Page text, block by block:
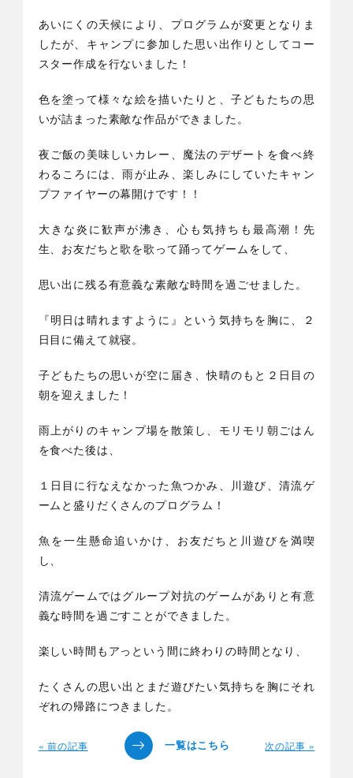
あいにくの天候により、プログラムが変更となりま
したが、キャンプに参加した思い出作りとしてコー
スター作成を行ないました！
色を塗って様々な絵を描いたりと、子どもたちの思
いが詰まった素敵な作品ができました。
夜ご飯の美味しいカレー、魔法のデザートを食べ終
わるころには、雨が止み、楽しみにしていたキャン
プファイヤーの幕開けです！！
大きな炎に歓声が沸き、心も気持ちも最高潮！先
生、お友だちと歌を歌って踊ってゲームをして、
思い出に残る有意義な素敵な時間を過ごせました。
『明日は晴れますように』という気持ちを胸に、２
日目に備えて就寝。
子どもたちの思いが空に届き、快晴のもと２日目の
朝を迎えました！
雨上がりのキャンプ場を散策し、モリモリ朝ごはん
を食べた後は、
１日目に行なえなかった魚つかみ、川遊び、清流ゲ
ームと盛りだくさんのプログラム！
魚を一生懸命追いかけ、お友だちと川遊びを満喫
し、
清流ゲームではグループ対抗のゲームがありと有意
義な時間を過ごすことができました。
楽しい時間もアっという間に終わりの時間となり、
たくさんの思い出とまだ遊びたい気持ちを胸にそれ
ぞれの帰路につきました。
« 前の記事 次の記事 »